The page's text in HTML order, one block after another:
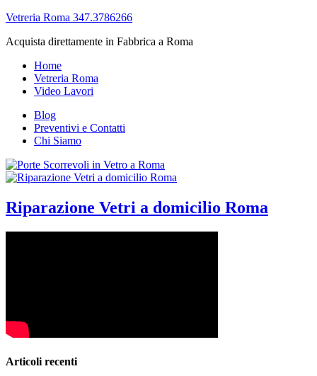
Vetreria Roma 347.3786266
Acquista direttamente in Fabbrica a Roma
Home
Vetreria Roma
Video Lavori
Blog
Preventivi e Contatti
Chi Siamo
Riparazione Vetri a domicilio Roma
Articoli recenti